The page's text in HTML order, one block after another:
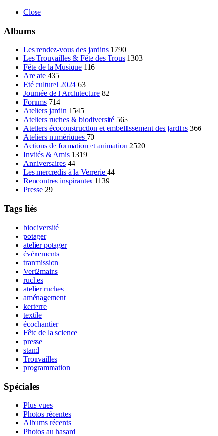
Close
Albums
Les rendez-vous des jardins 1790
Les Trouvailles & Fête des Trous 1303
Fête de la Musique 116
Arelate 435
Eté culturel 2024 63
Journée de l'Architecture 82
Forums 714
Ateliers jardin 1545
Ateliers ruches & biodiversité 563
Ateliers écoconstruction et embellissement des jardins 366
Ateliers numériques 70
Actions de formation et animation 2520
Invités & Amis 1319
Anniversaires 44
Les mercredis à la Verrerie 44
Rencontres inspirantes 1139
Presse 29
Tags liés
biodiversité
potager
atelier potager
événements
tranmission
Vert2mains
ruches
atelier ruches
aménagement
kerterre
textile
écochantier
Fête de la science
presse
stand
Trouvailles
programmation
Spéciales
Plus vues
Photos récentes
Albums récents
Photos au hasard